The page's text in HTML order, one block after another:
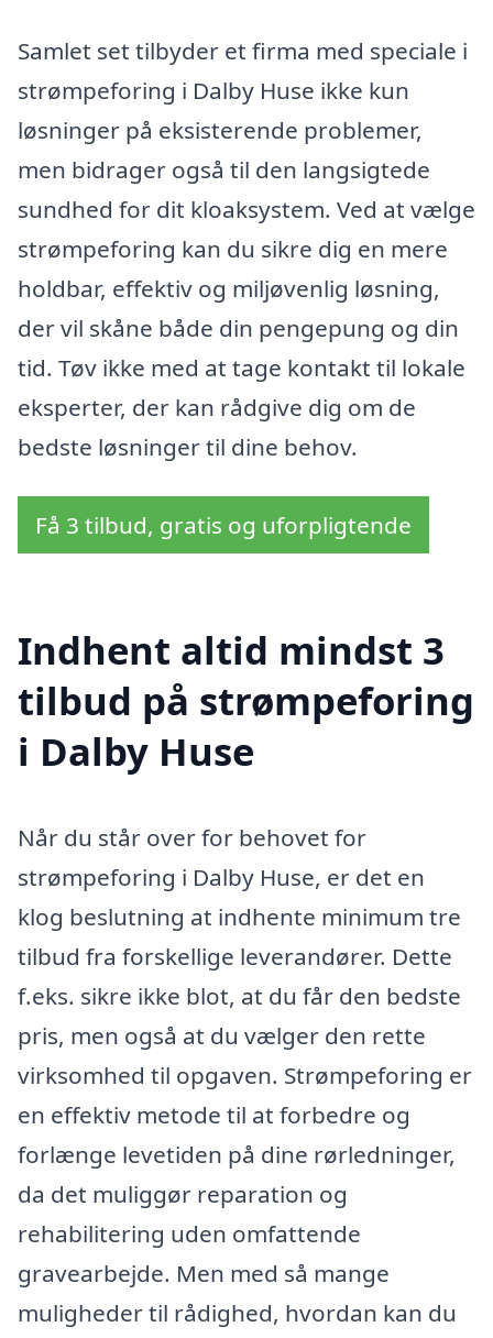
Samlet set tilbyder et firma med speciale i
strømpeforing i Dalby Huse ikke kun
løsninger på eksisterende problemer,
men bidrager også til den langsigtede
sundhed for dit kloaksystem. Ved at vælge
strømpeforing kan du sikre dig en mere
holdbar, effektiv og miljøvenlig løsning,
der vil skåne både din pengepung og din
tid. Tøv ikke med at tage kontakt til lokale
eksperter, der kan rådgive dig om de
bedste løsninger til dine behov.
Få 3 tilbud, gratis og uforpligtende
Indhent altid mindst 3
tilbud på strømpeforing
i Dalby Huse
Når du står over for behovet for
strømpeforing i Dalby Huse, er det en
klog beslutning at indhente minimum tre
tilbud fra forskellige leverandører. Dette
f.eks. sikre ikke blot, at du får den bedste
pris, men også at du vælger den rette
virksomhed til opgaven. Strømpeforing er
en effektiv metode til at forbedre og
forlænge levetiden på dine rørledninger,
da det muliggør reparation og
rehabilitering uden omfattende
gravearbejde. Men med så mange
muligheder til rådighed, hvordan kan du